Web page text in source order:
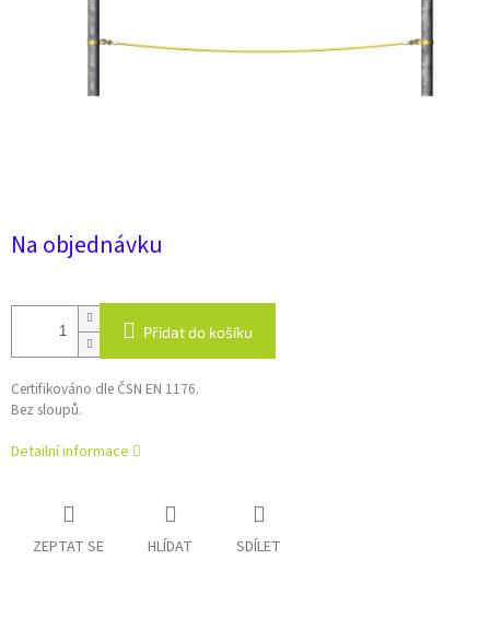
Na objednávku
Přidat do košíku
Certifikováno dle ČSN EN 1176.
Bez sloupů.
Detailní informace
ZEPTAT SE HLÍDAT SDÍLET